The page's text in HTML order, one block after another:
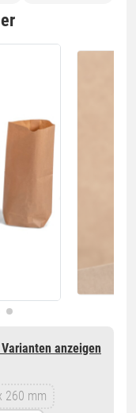
anzeigen
260 mm